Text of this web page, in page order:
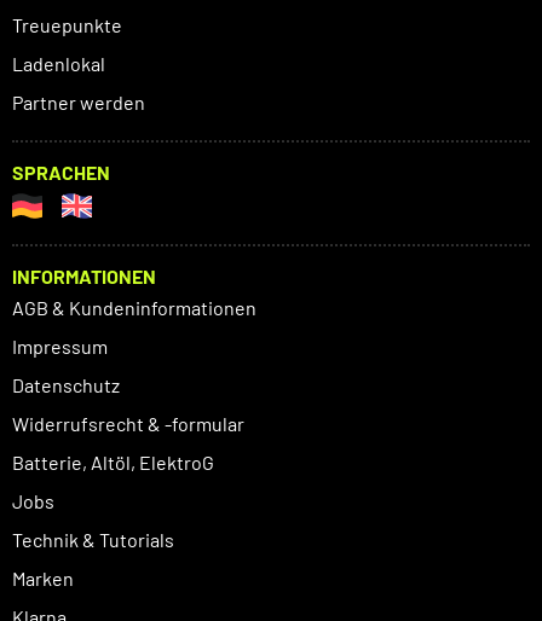
Treuepunkte
Ladenlokal
Partner werden
SPRACHEN
INFORMATIONEN
AGB & Kundeninformationen
Impressum
Datenschutz
Widerrufsrecht & -formular
Batterie, Altöl, ElektroG
Jobs
Technik & Tutorials
Marken